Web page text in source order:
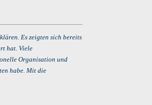
Es zeigten sich bereits
hat. Viele
Organisation und
habe. Mit die